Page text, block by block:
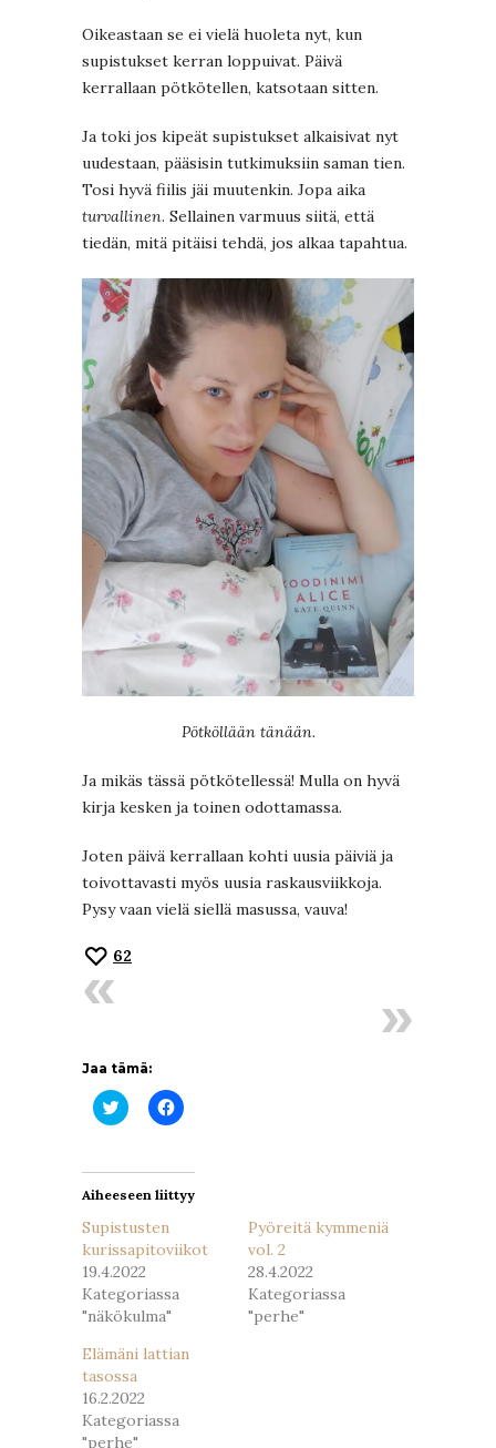
Oikeastaan se ei vielä huoleta nyt, kun
supistukset kerran loppuivat. Päivä
kerrallaan pötkötellen, katsotaan sitten.
Ja toki jos kipeät supistukset alkaisivat nyt
uudestaan, pääsisin tutkimuksiin saman tien.
Tosi hyvä fiilis jäi muutenkin. Jopa aika
turvallinen. Sellainen varmuus siitä, että
tiedän, mitä pitäisi tehdä, jos alkaa tapahtua.
Pötköllään tänään.
Ja mikäs tässä pötkötellessä! Mulla on hyvä
kirja kesken ja toinen odottamassa.
Joten päivä kerrallaan kohti uusia päiviä ja
toivottavasti myös uusia raskausviikkoja.
Pysy vaan vielä siellä masussa, vauva!
62
Jaa tämä:
Jaa
Twitterissä(Avautuu
Jaa
Facebookissa(Avautuu
Aiheeseen liittyy
Supistusten
kurissapitoviikot
19.4.2022
Kategoriassa
"näkökulma"
Pyöreitä kymmeniä
vol. 2
28.4.2022
Kategoriassa
"perhe"
Elämäni lattian
tasossa
16.2.2022
Kategoriassa
"perhe"